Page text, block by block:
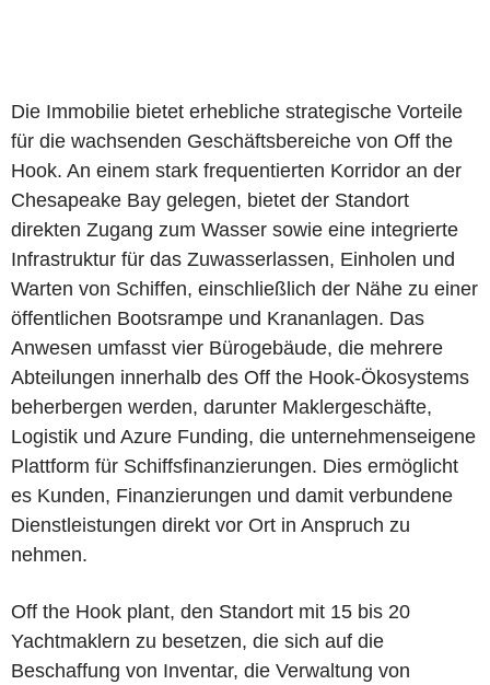
Die Immobilie bietet erhebliche strategische Vorteile
für die wachsenden Geschäftsbereiche von Off the
Hook. An einem stark frequentierten Korridor an der
Chesapeake Bay gelegen, bietet der Standort
direkten Zugang zum Wasser sowie eine integrierte
Infrastruktur für das Zuwasserlassen, Einholen und
Warten von Schiffen, einschließlich der Nähe zu einer
öffentlichen Bootsrampe und Krananlagen. Das
Anwesen umfasst vier Bürogebäude, die mehrere
Abteilungen innerhalb des Off the Hook-Ökosystems
beherbergen werden, darunter Maklergeschäfte,
Logistik und Azure Funding, die unternehmenseigene
Plattform für Schiffsfinanzierungen. Dies ermöglicht
es Kunden, Finanzierungen und damit verbundene
Dienstleistungen direkt vor Ort in Anspruch zu
nehmen.
Off the Hook plant, den Standort mit 15 bis 20
Yachtmaklern zu besetzen, die sich auf die
Beschaffung von Inventar, die Verwaltung von